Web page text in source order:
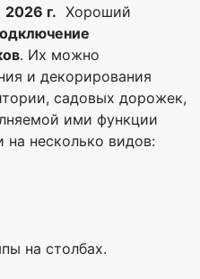
2026 г. Хороший
. Их можно
и декорирования
садовых дорожек,
ими функции
несколько видов:
на столбах.